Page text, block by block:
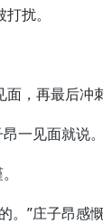
扰。
，再最后冲刺
一见面就说。
”庄子昂感慨